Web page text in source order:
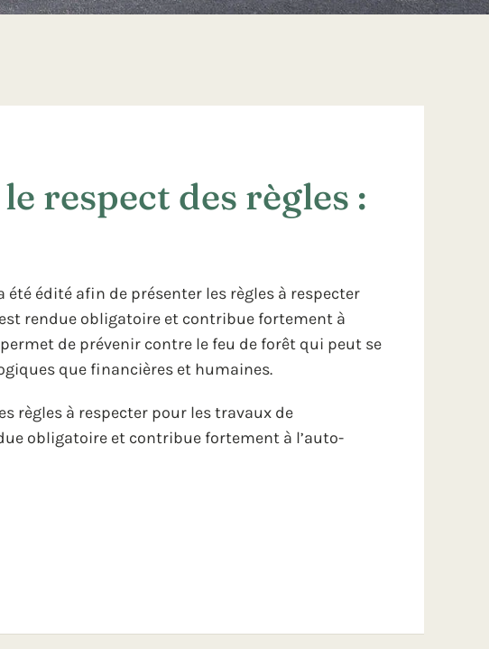
respect des règles :
édité afin de présenter les règles à respecter
rendue obligatoire et contribue fortement à
de prévenir contre le feu de forêt qui peut se
que financières et humaines.
règles à respecter pour les travaux de
obligatoire et contribue fortement à l’auto-